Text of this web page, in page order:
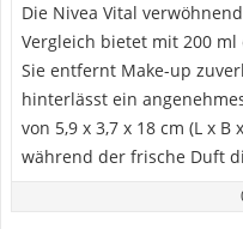
Die Nivea Vital
Vergleich bietet mit 200
Sie entfernt Make-up
hinterlässt ein
von 5,9 x 3,7 x 18 cm (L x
während der frische Duft